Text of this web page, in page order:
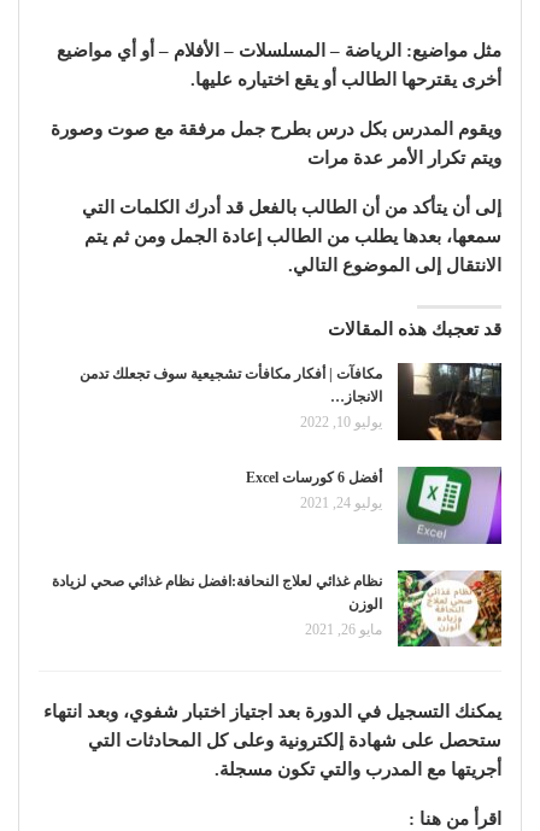
مثل مواضيع: الرياضة – المسلسلات – الأفلام – أو أي مواضيع
أخرى يقترحها الطالب أو يقع اختياره عليها.
ويقوم المدرس بكل درس بطرح جمل مرفقة مع صوت وصورة
ويتم تكرار الأمر عدة مرات
إلى أن يتأكد من أن الطالب بالفعل قد أدرك الكلمات التي
سمعها، بعدها يطلب من الطالب إعادة الجمل ومن ثم يتم
الانتقال إلى الموضوع التالي.
قد تعجبك هذه المقالات
مكافآت | أفكار مكافأت تشجيعية سوف تجعلك تدمن
الانجاز…
يوليو 10, 2022
أفضل 6 كورسات Excel
يوليو 24, 2021
نظام غذائي لعلاج النحافة:افضل نظام غذائي صحي لزيادة
الوزن
مايو 26, 2021
يمكنك التسجيل في الدورة بعد اجتياز اختبار شفوي، وبعد انتهاء
ستحصل على شهادة إلكترونية وعلى كل المحادثات التي
أجريتها مع المدرب والتي تكون مسجلة.
اقرأ من هنا :